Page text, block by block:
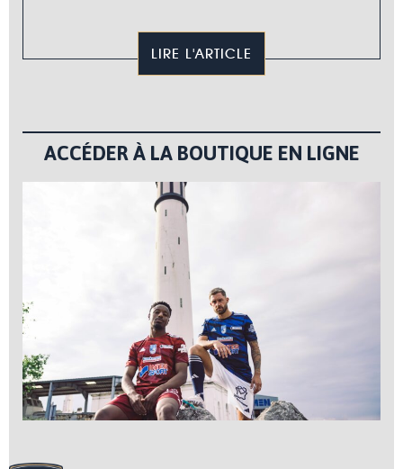
LIRE L'ARTICLE
ACCÉDER À LA BOUTIQUE EN LIGNE